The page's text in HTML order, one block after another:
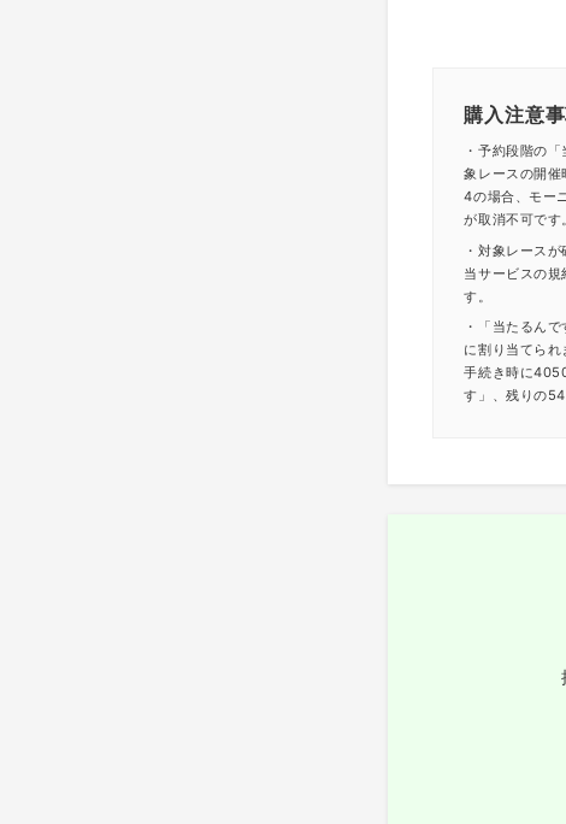
購入注意
・予約段階の
象レースの開
4の場合、モー
が取消不可です
・対象レース
当サービスの
す。
・「当たるん
に割り当てら
手続き時に
す」、残りの